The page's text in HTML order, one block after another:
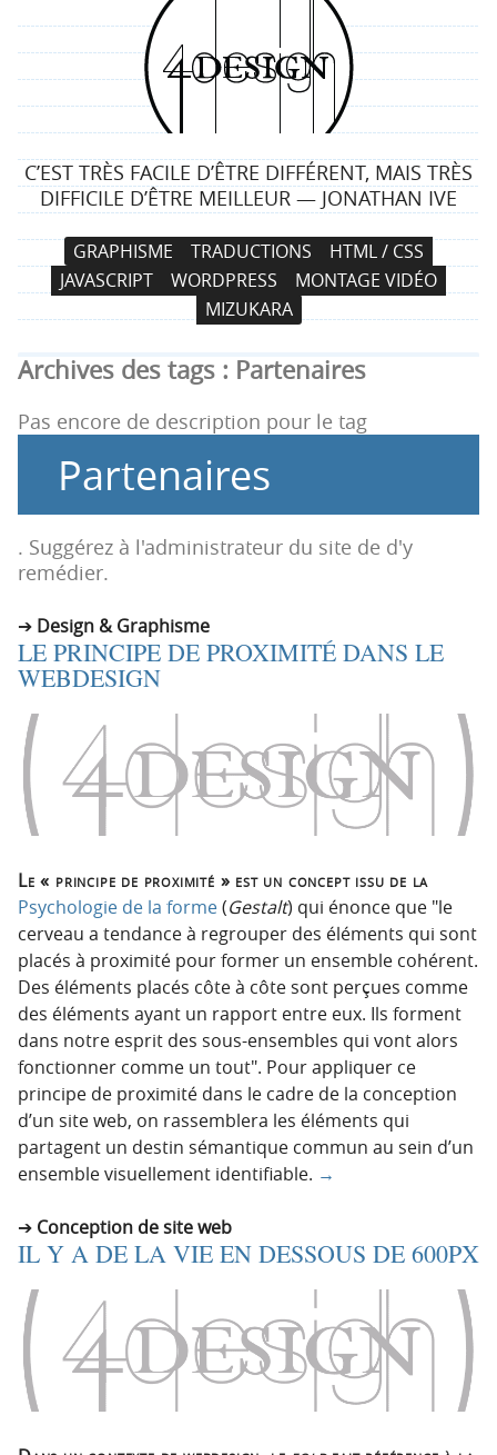
4
d
e
s
i
g
C’EST TRÈS FACILE D’ÊTRE DIFFÉRENT, MAIS TRÈS
DIFFICILE D’ÊTRE MEILLEUR — JONATHAN IVE
g
a
t
i
p
i
c
i
p
e
r
a
u
c
t
n
GRAPHISME TRADUCTIONS
HTML / CSS
JAVASCRIPT
WORDPRESS
MONTAGE VIDÉO
MIZUKARA
Archives des tags : Partenaires
Pas encore de description pour le tag
Partenaires
. Suggérez à l'administrateur du site de d'y
remédier.
Design & Graphisme
LE PRINCIPE DE PROXIMITÉ DANS LE
WEBDESIGN
Le « principe de proximité » est un concept issu de la
Psychologie de la forme(Gestalt) qui énonce que le
cerveau a tendance à regrouper des éléments qui sont
placés à proximité pour former un ensemble cohérent.
Des éléments placés côte à côte sont perçues comme
des éléments ayant un rapport entre eux. Ils forment
dans notre esprit des sous-ensembles qui vont alors
fonctionner comme un tout . Pour appliquer ce
principe de proximité dans le cadre de la conception
d’un site web, on rassemblera les éléments qui
partagent un destin sémantique commun au sein d’un
ensemble visuellement identifiable. →
Conception de site web
IL Y A DE LA VIE EN DESSOUS DE 600PX